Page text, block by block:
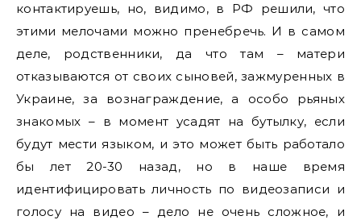
контактируешь, но, видимо, в РФ решили, что
этими мелочами можно пренебречь. И в самом
деле, родственники, да что там – матери
отказываются от своих сыновей, зажмуренных в
Украине, за вознаграждение, а особо рьяных
знакомых – в момент усадят на бутылку, если
будут мести языком, и это может быть работало
бы лет 20-30 назад, но в наше время
идентифицировать личность по видеозаписи и
голосу на видео – дело не очень сложное, и